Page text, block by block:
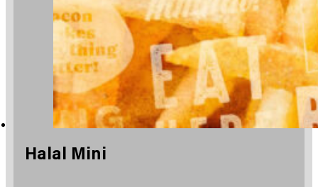
Halal Mini